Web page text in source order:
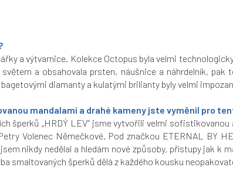
a výtvarnice. Kolekce Octopus byla velmi
a obsahovala prsten, náušnice a náhrdelník, pak
diamanty a kulatými brilianty byly velmi
mandalami a drahé kameny jste vyměnil pro
šperků „HRDÝ LEV“ jsme vytvořili velmi
Volenec Němečkové. Pod značkou ETERNAL BY
nikdy nedělal a hledám nové způsoby, přístupy jak
smaltovaných šperků dělá z každého kousku